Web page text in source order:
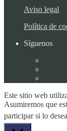
Aviso legal
Política de
Síguenos
Este sitio web
Asumiremos que
participar si lo